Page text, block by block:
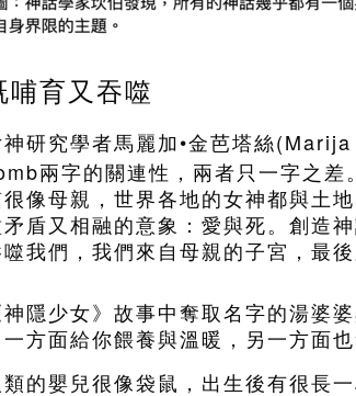
哺育又吞噬
神研究學者馬麗加 •金芭塔絲
兩字的關連性，兩者只一字之
很像母親，世界各地的女神都與土
矛盾又相融的意象：愛與死。創造
噬我們，我們來自母親的子宮，最
神隱少女》故事中奪取名字的湯婆
一方面給你餵養與溫暖，另一方面
類的嬰兒很像袋鼠，出生後有很長